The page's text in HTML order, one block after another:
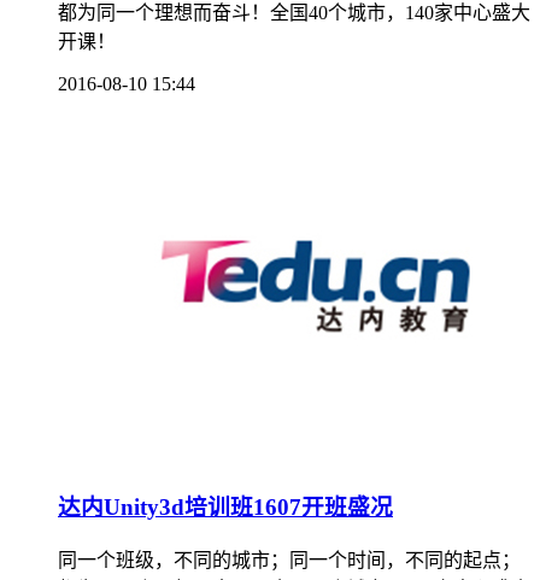
都为同一个理想而奋斗！全国40个城市，140家中心盛大
开课！
2016-08-10 15:44
达内Unity3d培训班1607开班盛况
同一个班级，不同的城市；同一个时间，不同的起点；